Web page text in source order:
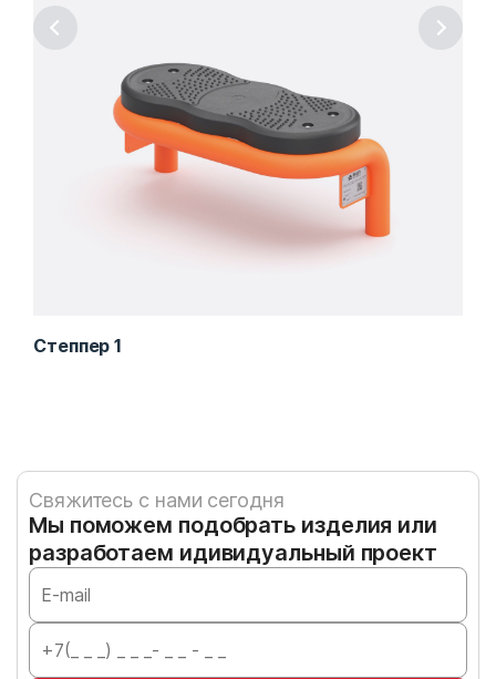
Степпер 1
Свяжитесь с нами сегодня
Мы поможем подобрать изделия или
разработаем идивидуальный проект